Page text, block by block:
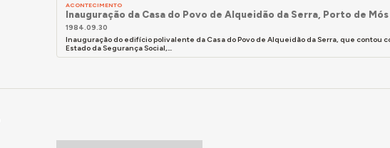
ACONTECIMENTO
Inauguração da Casa do Povo de Alqueidão da Serra, Porto de Mós
1984.09.30
Inauguração do edifício polivalente da Casa do Povo de Alqueidão da Serra, que contou
Estado da Segurança Social,...